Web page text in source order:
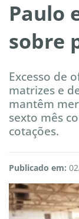
Paulo
sobre
Excesso de
matrizes e
mantêm
sexto mês
cotações.
Publicado em: